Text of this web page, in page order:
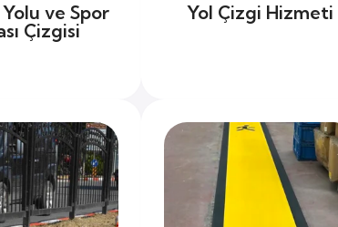
ve Spor
Çizgisi
Yol Çizgi Hizmeti